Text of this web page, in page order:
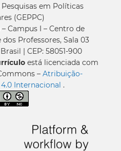
em Políticas
(GEPPC)
Campus I – Centro de
Professores, Sala 03
| CEP: 58051-900
está licenciada com
– Atribuição-
Internacional .